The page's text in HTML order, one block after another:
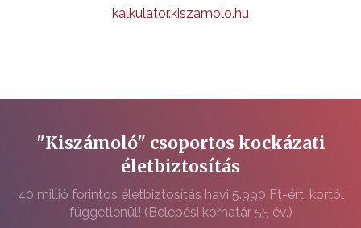
kalkulator.kiszamolo.hu
"Kiszámoló" csoportos kockázati
életbiztosítás
40 millió forintos életbiztosítás havi 5.990 Ft-ért, kortól
függetlenül! (Belépési korhatár 55 év.)